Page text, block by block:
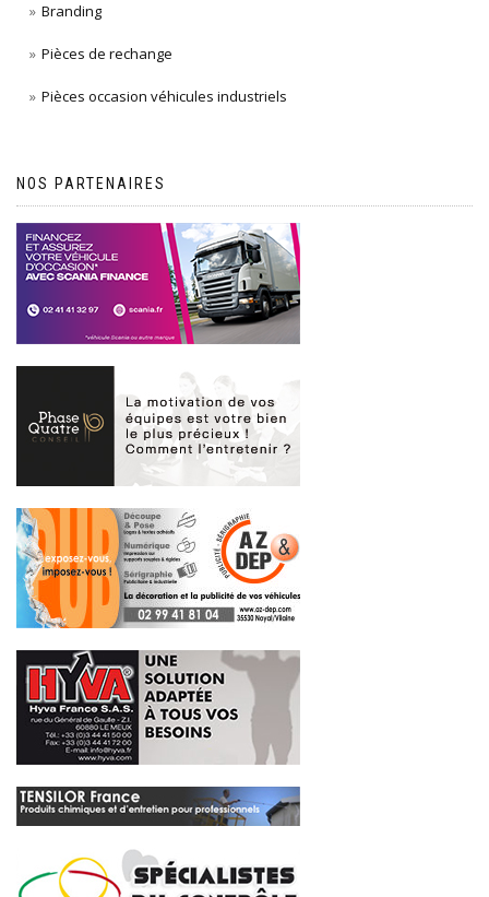
Branding
Pièces de rechange
Pièces occasion véhicules industriels
NOS PARTENAIRES